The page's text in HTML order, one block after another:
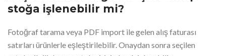
stoğa işlenebilir mi?
Fotoğraf tarama veya PDF import ile gelen alış faturası
satırları ürünlerle eşleştirilebilir. Onaydan sonra seçilen